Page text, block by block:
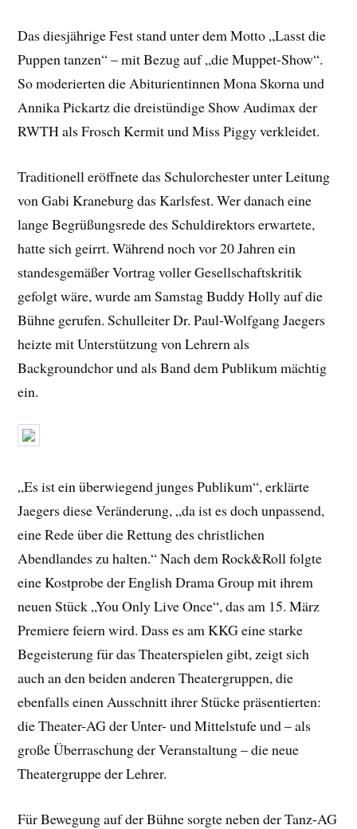
Das diesjährige Fest stand unter dem Motto „Lasst die
Puppen tanzen“ – mit Bezug auf „die Muppet-Show“.
So moderierten die Abiturientinnen Mona Skorna und
Annika Pickartz die dreistündige Show Audimax der
RWTH als Frosch Kermit und Miss Piggy verkleidet.
Traditionell eröffnete das Schulorchester unter Leitung
von Gabi Kraneburg das Karlsfest. Wer danach eine
lange Begrüßungsrede des Schuldirektors erwartete,
hatte sich geirrt. Während noch vor 20 Jahren ein
standesgemäßer Vortrag voller Gesellschaftskritik
gefolgt wäre, wurde am Samstag Buddy Holly auf die
Bühne gerufen. Schulleiter Dr. Paul-Wolfgang Jaegers
heizte mit Unterstützung von Lehrern als
Backgroundchor und als Band dem Publikum mächtig
ein.
„Es ist ein überwiegend junges Publikum“, erklärte
Jaegers diese Veränderung, „da ist es doch unpassend,
eine Rede über die Rettung des christlichen
Abendlandes zu halten.“ Nach dem Rock&Roll folgte
eine Kostprobe der English Drama Group mit ihrem
neuen Stück „You Only Live Once“, das am 15. März
Premiere feiern wird. Dass es am KKG eine starke
Begeisterung für das Theaterspielen gibt, zeigt sich
auch an den beiden anderen Theatergruppen, die
ebenfalls einen Ausschnitt ihrer Stücke präsentierten:
die Theater-AG der Unter- und Mittelstufe und – als
große Überraschung der Veranstaltung – die neue
Theatergruppe der Lehrer.
Für Bewegung auf der Bühne sorgte neben der Tanz-AG